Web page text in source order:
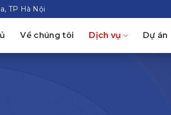
TP Hà Nội
Về chúng tôi Dịch vụ Dự án